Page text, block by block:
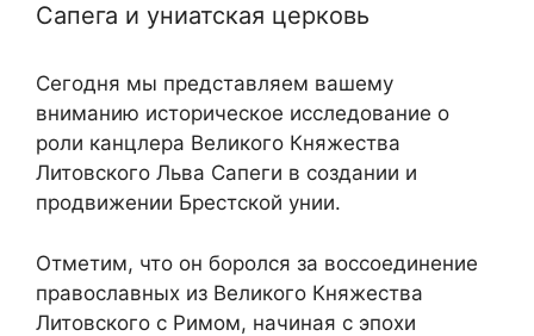
Сапега и униатская церковь
Сегодня мы представляем вашему
вниманию историческое исследование о
роли канцлера Великого Княжества
Литовского Льва Сапеги в создании и
продвижении Брестской унии.
Отметим, что он боролся за воссоединение
православных из Великого Княжества
Литовского с Римом, начиная с эпохи